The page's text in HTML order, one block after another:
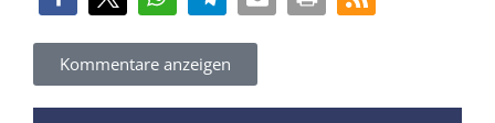
Kommentare anzeigen